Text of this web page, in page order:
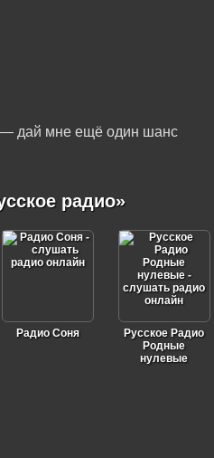
— дай мне ещё один шанс
радио»
Радио Соня
Русское Радио
Родные
нулевые